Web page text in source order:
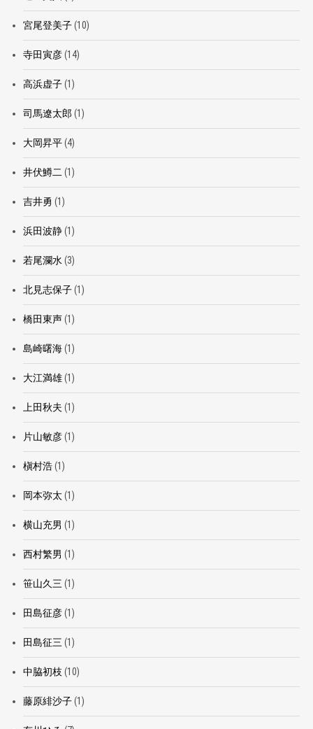
宮尾登美子(10)
寺田寅彦(14)
高浜虚子(1)
司馬遼太郎 (1)
大岡昇平(4)
井伏鱒二 (1)
吉井勇 (1)
浜田波静(1)
若尾瀾水 (3)
北見志保子(1)
橋田東声(1)
島崎曙海(1)
大江満雄(1)
上田秋夫 (1)
片山敏彦(1)
槇村浩(1)
岡本弥太 (1)
横山充男 (1)
西村繁男 (1)
笹山久三 (1)
田島征彦(1)
田島征三 (1)
中脇初枝 (10)
藤原緋沙子(1)